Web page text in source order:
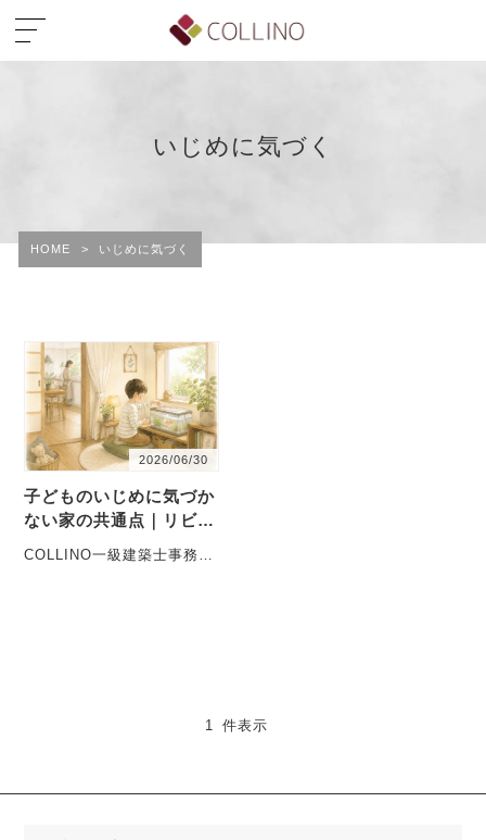
いじめに気づく
HOME > いじめに気づく
2026/06/30
子どものいじめに気づか
ない家の共通点｜リビン
グで見える小さな異変～
ダイヤモンドオンライン
COLLINO一級建築士事務所
1 件表示